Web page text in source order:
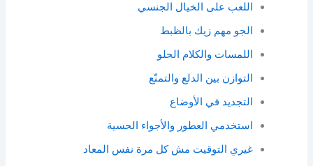
اللعب على الخيال الجنسي
الجو مهم زيك بالظبط
اللمسات والكلام الحلو
التوازن بين الدلع والتمنّع
التجديد في الأوضاع
استخدمي العطور والأجواء الحسية
غيري التوقيت مش كل مرة نفس المعاد